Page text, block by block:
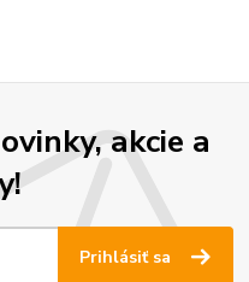
akcie a
Prihlásiť sa